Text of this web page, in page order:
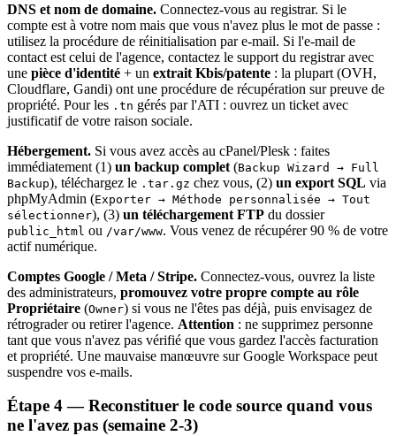
DNS et nom de domaine. Connectez-vous au registrar. Si le
compte est à votre nom mais que vous n'avez plus le mot de passe :
utilisez la procédure de réinitialisation par e-mail. Si l'e-mail de
contact est celui de l'agence, contactez le support du registrar avec
une pièce d'identité + un extrait Kbis/patente : la plupart (OVH,
Cloudflare, Gandi) ont une procédure de récupération sur preuve de
propriété. Pour les .tn gérés par l'ATI : ouvrez un ticket avec
justificatif de votre raison sociale.
Hébergement. Si vous avez accès au cPanel/Plesk : faites
immédiatement (1) un backup complet (Backup Wizard → Full
Backup), téléchargez le .tar.gz chez vous, (2) un export SQL via
phpMyAdmin (Exporter → Méthode personnalisée → Tout
sélectionner), (3) un téléchargement FTP du dossier
public_html ou /var/www. Vous venez de récupérer 90 % de votre
actif numérique.
Comptes Google / Meta / Stripe. Connectez-vous, ouvrez la liste
des administrateurs, promouvez votre propre compte au rôle
Propriétaire (Owner) si vous ne l'êtes pas déjà, puis envisagez de
rétrograder ou retirer l'agence. Attention : ne supprimez personne
tant que vous n'avez pas vérifié que vous gardez l'accès facturation
et propriété. Une mauvaise manœuvre sur Google Workspace peut
suspendre vos e-mails.
Étape 4 — Reconstituer le code source quand vous
ne l'avez pas (semaine 2-3)